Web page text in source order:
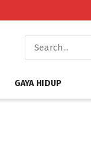
GAYA HIDUP